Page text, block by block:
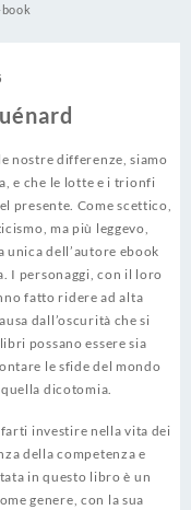
nostre differenze, siamo
e che le lotte e i trionfi
presente. Come scettico,
ma più leggevo,
dell’autore ebook
I personaggi, con il loro
fatto ridere ad alta
dall’oscurità che si
possano essere sia
le sfide del mondo
dicotomia.
investire nella vita dei
della competenza e
in questo libro è un
genere, con la sua